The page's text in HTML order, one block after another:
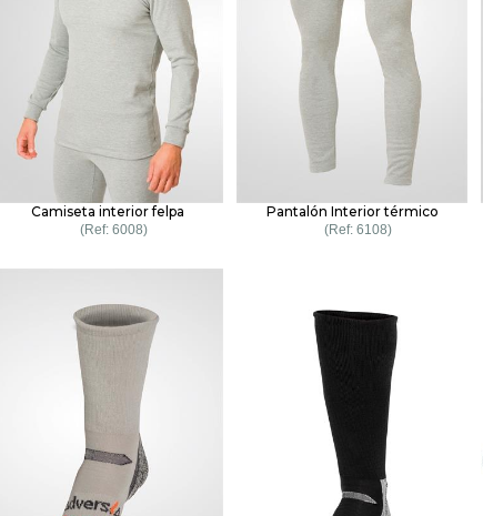
Camiseta interior felpa
6008
Pantalón Interior térmico
6108